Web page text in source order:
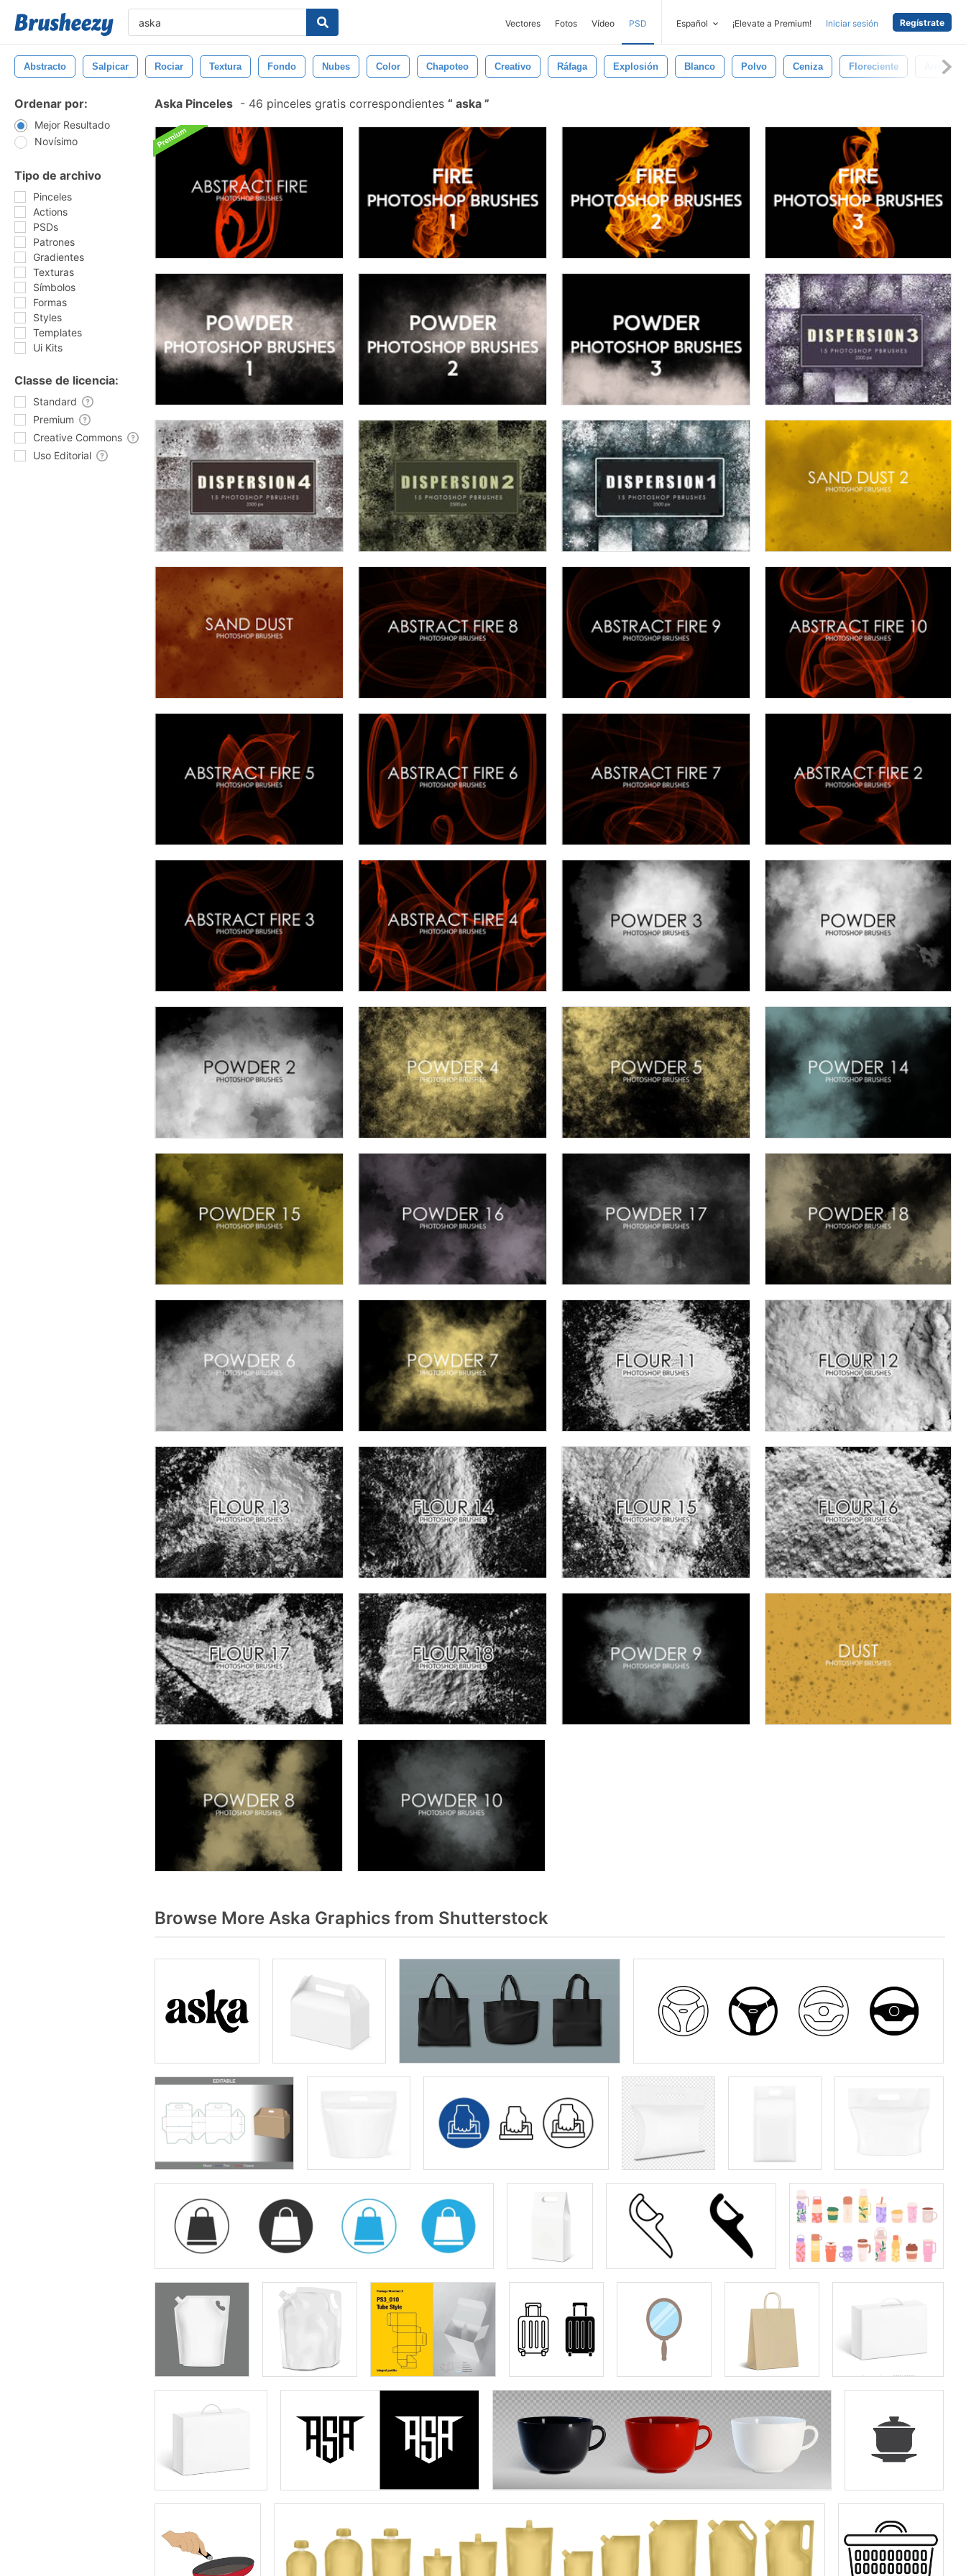
Vectores Fotos Vídeo PSD Español ¡Elevate a Premium! Iniciar sesión Regístrate
Abstracto Salpicar Rociar Textura Fondo Nubes Color Chapoteo Creativo Ráfaga Explosión Blanco Polvo Ceniza Floreciente Arriba
Ordenar por:
Mejor Resultado
Novísimo
Tipo de archivo
Pinceles
Actions
PSDs
Patrones
Gradientes
Texturas
Símbolos
Formas
Styles
Templates
Ui Kits
Classe de licencia:
Standard
Premium
Creative Commons
Uso Editorial
Aska Pinceles - 46 pinceles gratis correspondientes aska
Browse More Aska Graphics from Shutterstock